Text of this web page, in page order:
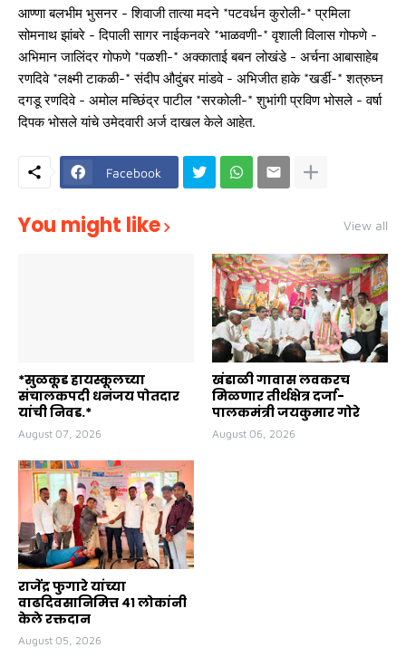
आण्णा बलभीम भुसनर - शिवाजी तात्या मदने *पटवर्धन कुरोली-* प्रमिला
सोमनाथ झांबरे - दिपाली सागर नाईकनवरे *भाळवणी-* वृशाली विलास गोफणे -
अभिमान जालिंदर गोफणे *पळशी-* अक्काताई बबन लोखंडे - अर्चना आबासाहेब
रणदिवे *लक्ष्मी टाकळी-* संदीप औदुंबर मांडवे - अभिजीत हाके *खर्डी-* शत्रुघ्न
दगडू रणदिवे - अमोल मच्छिंद्र पाटील *सरकोली-* शुभांगी प्रविण भोसले - वर्षा
दिपक भोसले यांचे उमेदवारी अर्ज दाखल केले आहेत.
Facebook
You might like View all
*सुळकूड हायस्कूलच्या
संचालकपदी धनंजय पोतदार
यांची निवड.*
August 07, 2026
खंडाळी गावास लवकरच
मिळणार तीर्थक्षेत्र दर्जा-
पालकमंत्री जयकुमार गोरे
August 06, 2026
राजेंद्र फुगारे यांच्या
वाढदिवसानिमित्त ४१ लोकांनी
केले रक्तदान
August 05, 2026